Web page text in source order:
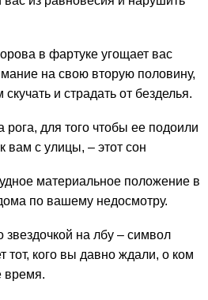
в фартуке угощает вас
на свою вторую половину,
и страдать от безделья.
рога, для того чтобы ее подоили
вам с улицы, – этот сон
материальное положение в
по вашему недосмотру.
звездочкой на лбу – символ
тот, кого вы давно ждали, о ком
время.